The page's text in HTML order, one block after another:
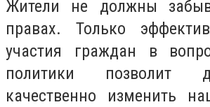
Жители не должны
правах. Только
участия граждан в
политики позволит
качественно изменить